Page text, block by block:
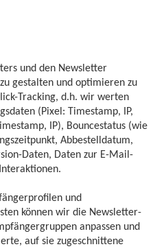
und den Newsletter
gestalten und optimieren zu
Tracking, d.h. wir werten
(Pixel: Timestamp, IP,
IP), Bouncestatus (wie
Abbestelldatum,
Daten, Daten zur E-Mail-
und
können wir die Newsletter-
anpassen und
auf sie zugeschnittene